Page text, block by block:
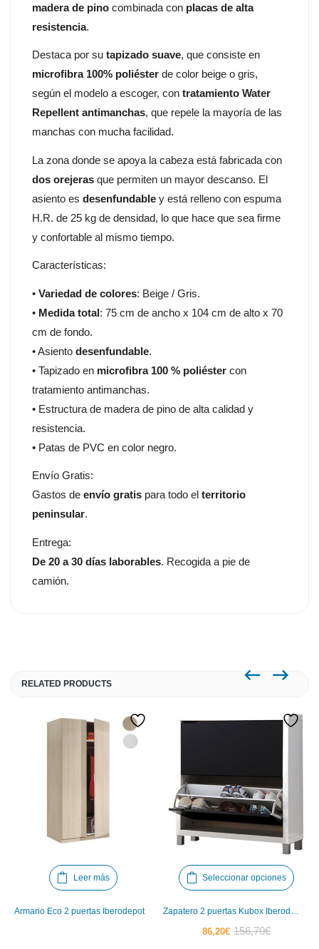
madera de pino combinada con placas de alta
resistencia.
Destaca por sutapizado suave, que consiste en
microfibra 100% poliéster de color beige o gris,
según el modelo a escoger, contratamiento Water
Repellent antimanchas, que repele la mayoría de las
manchas con mucha facilidad.
La zona donde se apoya la cabeza está fabricada con
dos orejeras que permiten un mayor descanso. El
asiento esdesenfundable y está relleno con espuma
H.R. de 25 kg de densidad, lo que hace que sea firme
y confortable al mismo tiempo.
Características:
•Variedad de colores: Beige / Gris.
• Medida total: 75 cm de ancho x 104 cm de alto x 70
cm de fondo.
• Asientodesenfundable.
• Tapizado en microfibra 100 % poliéster con
tratamiento antimanchas.
• Estructura de madera de pino de alta calidad y
resistencia.
• Patas de PVC en color negro.
Envío Gratis:
Gastos deenvío gratis para todo elterritorio
peninsular.
Entrega:
De 20 a 30 días laborables. Recogida a pie de
camión.
RELATED PRODUCTS
Leer más
Armario Eco 2 puertas Iberodepot
Seleccionar opciones
Este
Zapatero 2 puertas Kubox Iberodepot
86,20€El156,70€El